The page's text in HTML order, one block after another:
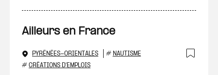
Ailleurs en France
PYRÉNÉES-ORIENTALES # NAUTISME
# CRÉATIONS D'EMPLOIS